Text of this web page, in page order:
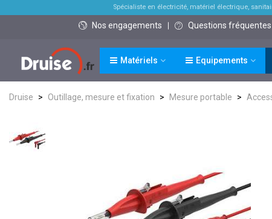
Spécialiste en électricité, matériel électrique,
Nos engagements Questions fréquentes
Matériels Equipements
Druise > Outillage, mesure et fixation > Mesure portable >